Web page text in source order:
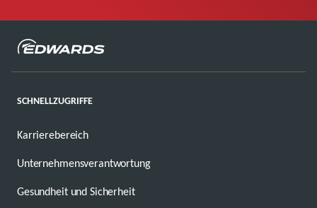
SCHNELLZUGRIFFE
Karrierebereich
Unternehmensverantwortung
Gesundheit und Sicherheit